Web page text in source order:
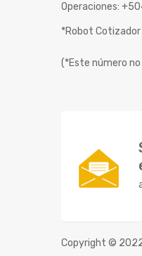
Operaciones:
*Robot
(*Este número
Copyright © 2022